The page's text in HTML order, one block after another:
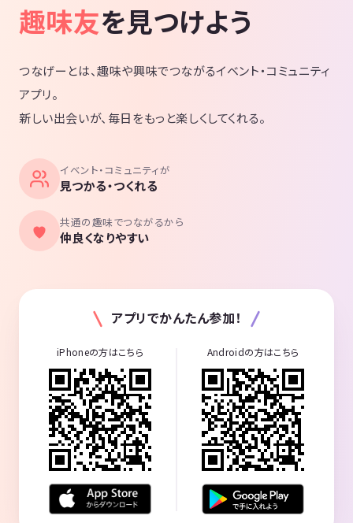
趣味友を見つけよう
つなげーとは、趣味や興味でつながるイベント・コミュニティ
アプリ。
新しい出会いが、毎日をもっと楽しくしてくれる。
イベント・コミュニティが
見つかる・つくれる
共通の趣味でつながるから
仲良くなりやすい
アプリでかんたん参加！
iPhoneの方はこちら Androidの方はこちら